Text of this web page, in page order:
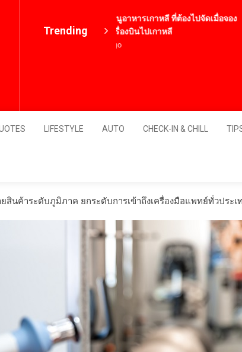
Trending
12 เมนูอาหารเกาหลี ที่ต้องไปจัดเมื่อจอง
ตั๋วเครื่องบินไปเกาหลี
LIFESTYLE AUTO CHECK-IN & CHILL
สินค้าระดับภูมิภาค ยกระดับการเข้าถึงเครื่องมือแพทย์ทั่วประเ